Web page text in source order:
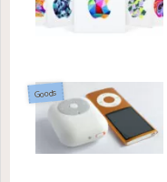
Goods